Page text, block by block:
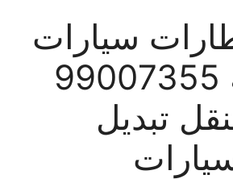
سيارات
الرميثية 99007355
تبديل